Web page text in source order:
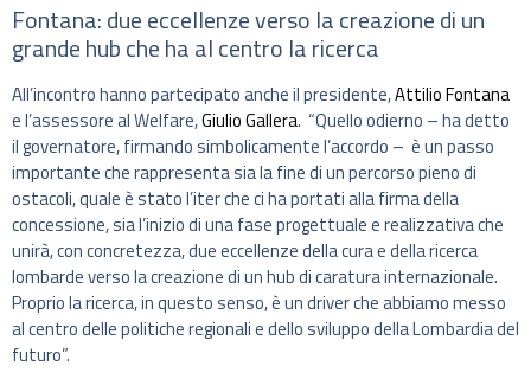
Fontana: due eccellenze verso la creazione di un
grande hub che ha al centro la ricerca
All’incontro hanno partecipato anche il presidente,Attilio Fontana
e l’assessore al Welfare,Giulio Gallera. “Quello odierno – ha detto
il governatore, firmando simbolicamente l’accordo – è un passo
importante che rappresenta sia la fine di un percorso pieno di
ostacoli, quale è stato l’iter che ci ha portati alla firma della
concessione, sia l’inizio di una fase progettuale e realizzativa che
unirà, con concretezza, due eccellenze della cura e della ricerca
lombarde verso la creazione di un hub di caratura internazionale.
Proprio la ricerca, in questo senso, è un driver che abbiamo messo
al centro delle politiche regionali e dello sviluppo della Lombardia del
futuro”.